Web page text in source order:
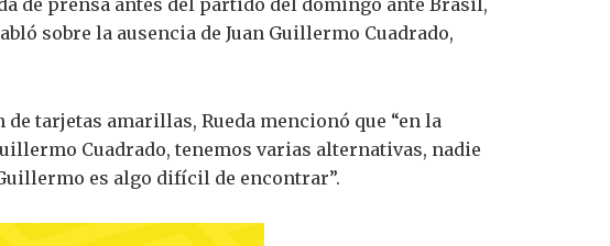
sobre la ausencia de Juan Guillermo Cuadrado,
tarjetas amarillas, Rueda mencionó que “en la
Cuadrado, tenemos varias alternativas, nadie
es algo difícil de encontrar”.